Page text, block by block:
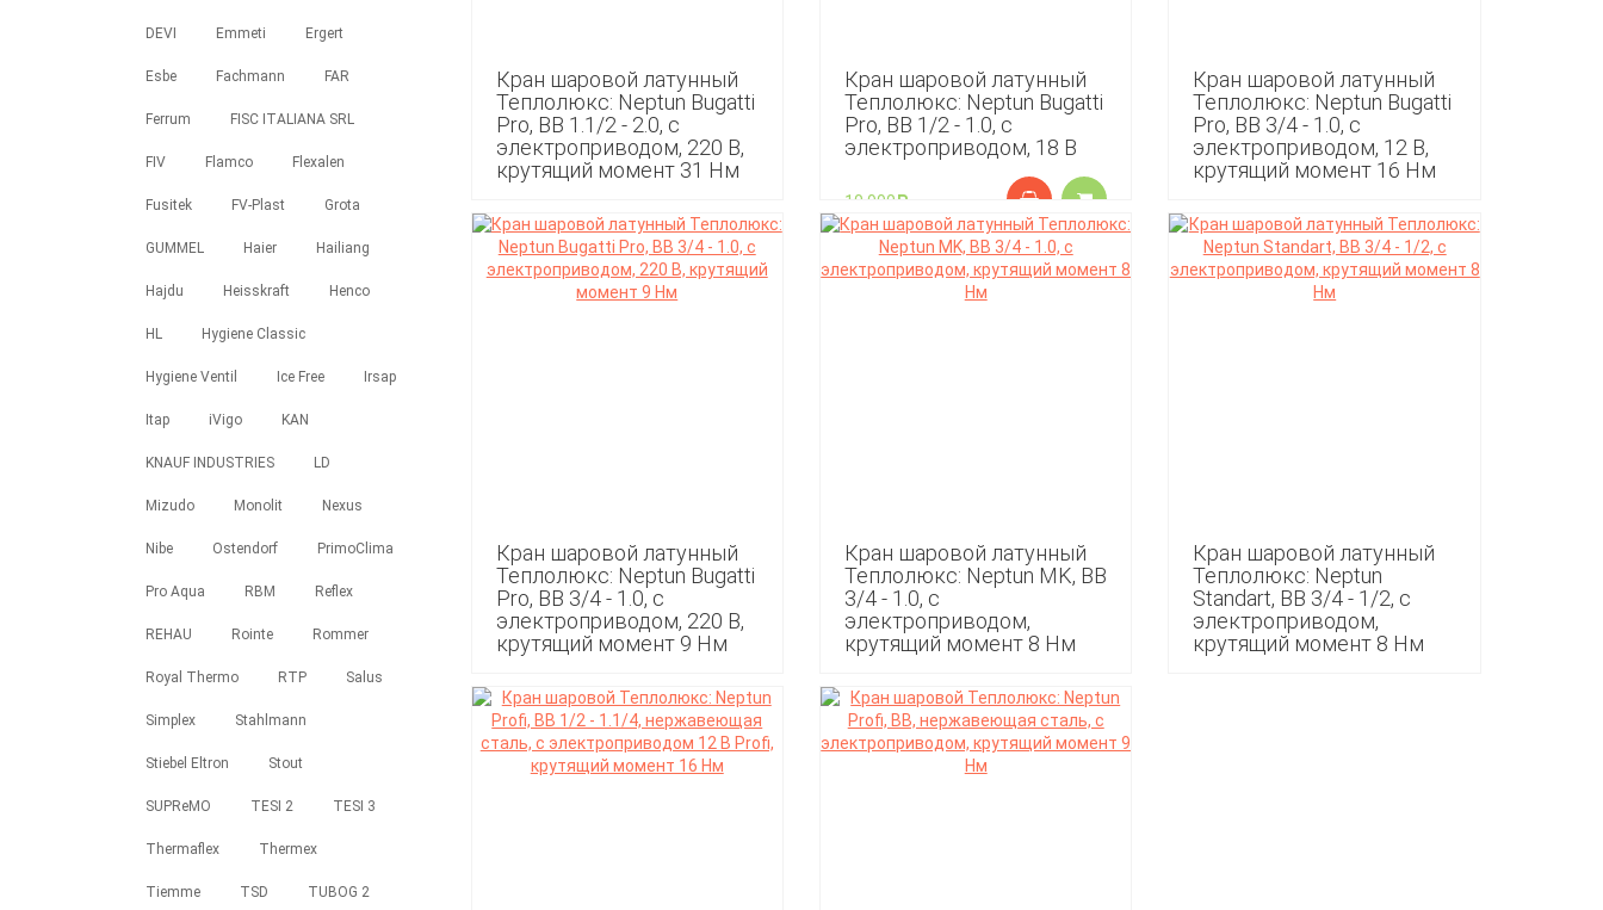
DEVI Emmeti Ergert
Esbe Fachmann FAR
Ferrum FISC ITALIANA SRL
FIV Flamco Flexalen
Fusitek FV-Plast Grota
GUMMEL Haier Hailiang
Hajdu Heisskraft Henco
HL Hygiene Classic
Hygiene Ventil Ice Free Irsap
Itap iVigo KAN
KNAUF INDUSTRIES LD
Mizudo Monolit Nexus
Nibe Ostendorf PrimoClima
Pro Aqua RBM Reflex
REHAU Rointe Rommer
Royal Thermo RTP Salus
Simplex Stahlmann
Stiebel Eltron Stout
SUPReMO TESI 2 TESI 3
Thermaflex Thermex
Tiemme TSD TUBOG 2
Кран шаровой латунный
Теплолюкс: Neptun Bugatti
Pro, ВВ 1.1/2 - 2.0, с
электроприводом, 220 В,
крутящий момент 31 Нм
17 990
Кран шаровой латунный
Теплолюкс: Neptun Bugatti
Pro, ВВ 1/2 - 1.0, с
электроприводом, 18 В
10 990
Кран шаровой латунный
Теплолюкс: Neptun Bugatti
Pro, ВВ 3/4 - 1.0, с
электроприводом, 12 В,
крутящий момент 16 Нм
8 990
Кран шаровой латунный
Теплолюкс: Neptun Bugatti
Pro, ВВ 3/4 - 1.0, с
электроприводом, 220 В,
крутящий момент 9 Нм
9 990
Кран шаровой латунный
Теплолюкс: Neptun MK, ВВ
3/4 - 1.0, с
электроприводом,
крутящий момент 8 Нм
5 990
Кран шаровой латунный
Теплолюкс: Neptun
Standart, ВВ 3/4 - 1/2, с
электроприводом,
крутящий момент 8 Нм